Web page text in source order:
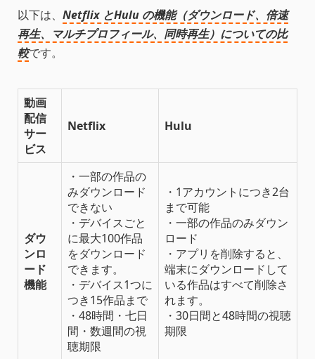
以下は、 Netflix とHulu の機能（ダウンロード、倍速
再生、マルチプロフィール、同時再生）についての比
較です。
動画
配信
サー
ビス
Netflix Hulu
ダウ
ンロ
ード
機能
・一部の作品の
みダウンロード
できない
・デバイスごと
に最大100作品
をダウンロード
できます。
・デバイス1つに
つき15作品まで
・48時間・七日
間・数週間の視
聴期限
・1アカウントにつき2台
まで可能
・一部の作品のみダウン
ロード
・アプリを削除すると、
端末にダウンロードして
いる作品はすべて削除さ
れます。
・30日間と48時間の視聴
期限